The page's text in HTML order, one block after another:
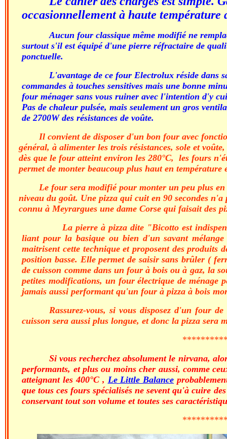
occasionnellement à haute température
Aucun four classique même modifié ne
surtout s'il est équipé d'une pierre réfractaire de
ponctuelle.
L'avantage de ce four Electrolux réside dans
commandes à touches sensitives mais une bonne
four ménager sans vous ruiner avec l'intention d'y
Pas de chaleur pulsée, mais seulement un gros
de 2700W des résistances de voûte.
Il convient de disposer d'un bon four avec
général, à alimenter les trois résistances, sole et
dès que le four atteint environ les 280°C, les fours
permet de monter beaucoup plus haut en
Le four sera modifié pour monter un peu plus
niveau du goût. Une pizza qui cuit en 90 secondes
connu à Meyrargues une dame Corse qui faisait des
La pierre à pizza dite "Bicotto est
liant pour la basique ou bien d'un savant
maitrisent cette technique et proposent des
position basse. Elle permet de saisir sans brûler (
de cuisson comme dans un four à bois ou à gaz, la
petites modifications, un four électrique de ménage
jamais aussi performant qu'un four à pizza à bois
Rassurez-vous, si vous disposez d'un four
cuisson sera aussi plus longue, et donc la pizza sera
Si vous recherchez absolument le nirvana,
performants, et plus ou moins cher aussi, comme
atteignant les 400°C , Le Little Balance
que tous ces fours spécialisés ne sevent qu'à cuire
conservant tout son volume et toutes ses